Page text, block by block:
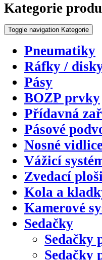
Kategorie
Toggle navigation Kategorie
Pneumatiky
Ráfky /
Pásy
BOZP prvky
Přídavná
Pásové
Nosné
Vážicí
Zvedací
Kola a
Kamerové
Sedačky
Sedačky
Sedačky